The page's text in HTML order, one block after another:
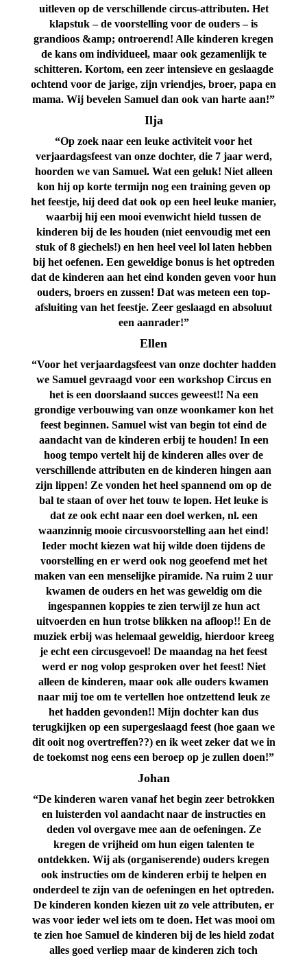
uitleven op de verschillende circus-attributen. Het
klapstuk – de voorstelling voor de ouders – is
grandioos &amp; ontroerend! Alle kinderen kregen
de kans om individueel, maar ook gezamenlijk te
schitteren. Kortom, een zeer intensieve en geslaagde
ochtend voor de jarige, zijn vriendjes, broer, papa en
mama. Wij bevelen Samuel dan ook van harte aan!”
Ilja
“Op zoek naar een leuke activiteit voor het
verjaardagsfeest van onze dochter, die 7 jaar werd,
hoorden we van Samuel. Wat een geluk! Niet alleen
kon hij op korte termijn nog een training geven op
het feestje, hij deed dat ook op een heel leuke manier,
waarbij hij een mooi evenwicht hield tussen de
kinderen bij de les houden (niet eenvoudig met een
stuk of 8 giechels!) en hen heel veel lol laten hebben
bij het oefenen. Een geweldige bonus is het optreden
dat de kinderen aan het eind konden geven voor hun
ouders, broers en zussen! Dat was meteen een top-
afsluiting van het feestje. Zeer geslaagd en absoluut
een aanrader!”
Ellen
“Voor het verjaardagsfeest van onze dochter hadden
we Samuel gevraagd voor een workshop Circus en
het is een doorslaand succes geweest!! Na een
grondige verbouwing van onze woonkamer kon het
feest beginnen. Samuel wist van begin tot eind de
aandacht van de kinderen erbij te houden! In een
hoog tempo vertelt hij de kinderen alles over de
verschillende attributen en de kinderen hingen aan
zijn lippen! Ze vonden het heel spannend om op de
bal te staan of over het touw te lopen. Het leuke is
dat ze ook echt naar een doel werken, nl. een
waanzinnig mooie circusvoorstelling aan het eind!
Ieder mocht kiezen wat hij wilde doen tijdens de
voorstelling en er werd ook nog geoefend met het
maken van een menselijke piramide. Na ruim 2 uur
kwamen de ouders en het was geweldig om die
ingespannen koppies te zien terwijl ze hun act
uitvoerden en hun trotse blikken na afloop!! En de
muziek erbij was helemaal geweldig, hierdoor kreeg
je echt een circusgevoel! De maandag na het feest
werd er nog volop gesproken over het feest! Niet
alleen de kinderen, maar ook alle ouders kwamen
naar mij toe om te vertellen hoe ontzettend leuk ze
het hadden gevonden!! Mijn dochter kan dus
terugkijken op een supergeslaagd feest (hoe gaan we
dit ooit nog overtreffen??) en ik weet zeker dat we in
de toekomst nog eens een beroep op je zullen doen!”
Johan
“De kinderen waren vanaf het begin zeer betrokken
en luisterden vol aandacht naar de instructies en
deden vol overgave mee aan de oefeningen. Ze
kregen de vrijheid om hun eigen talenten te
ontdekken. Wij als (organiserende) ouders kregen
ook instructies om de kinderen erbij te helpen en
onderdeel te zijn van de oefeningen en het optreden.
De kinderen konden kiezen uit zo vele attributen, er
was voor ieder wel iets om te doen. Het was mooi om
te zien hoe Samuel de kinderen bij de les hield zodat
alles goed verliep maar de kinderen zich toch